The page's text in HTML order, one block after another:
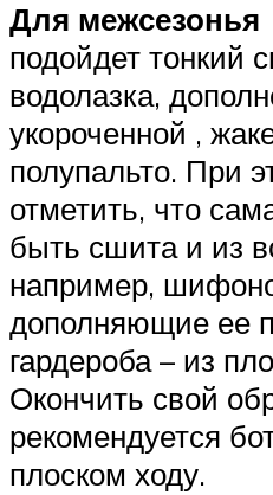
Для межсезонья
подойдет тонкий
водолазка,
укороченной ,
полупальто. При
отметить, что
быть сшита и из
например,
дополняющие ее
гардероба – из
Окончить свой
рекомендуется
плоском ходу.